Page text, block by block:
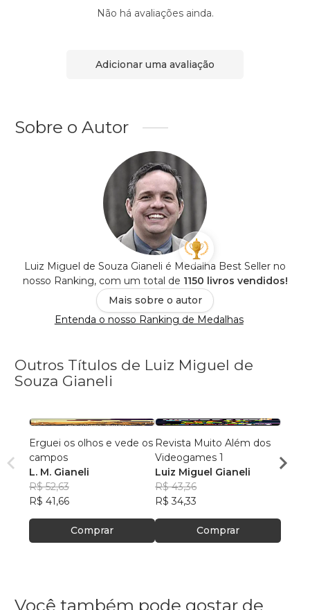
Não há avaliações ainda.
Adicionar uma avaliação
Sobre o Autor
Luiz Miguel de Souza Gianeli é Medalha Best Seller no
nosso Ranking, com um total de 1150 livros vendidos!
Mais sobre o autor
Entenda o nosso Ranking de Medalhas
Outros Títulos de Luiz Miguel de
Souza Gianeli
Erguei os olhos e vede os
campos
L. M. Gianeli
R$ 52,63
R$ 41,66
Comprar
Revista Muito Além dos
Videogames 1
Luiz Miguel Gianeli
R$ 43,36
R$ 34,33
Comprar
Luiz
Você também pode gostar de